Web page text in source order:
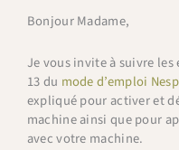
Bonjour Madame,
Je vous invite à suivre les
13 du mode d’emploi
expliqué pour activer et
machine ainsi que pour
avec votre machine.